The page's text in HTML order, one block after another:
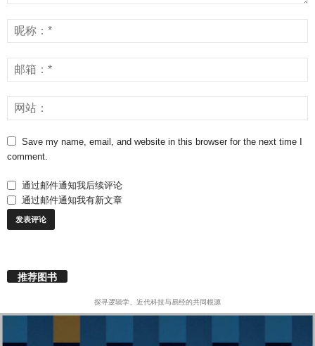
Save my name, email, and website in this browser for the next time I
comment.
通过邮件通知我后续评论
通过邮件通知我有新文章
推荐图书
探寻逻辑学、近代科技与易经的共同根源